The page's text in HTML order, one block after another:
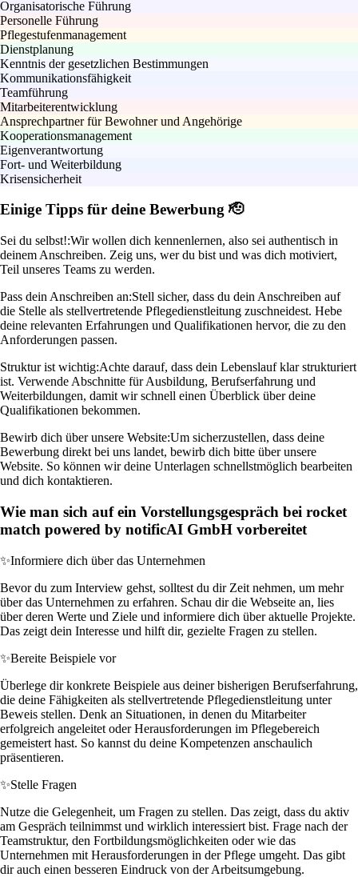
Organisatorische Führung
Personelle Führung
Pflegestufenmanagement
Dienstplanung
Kenntnis der gesetzlichen Bestimmungen
Kommunikationsfähigkeit
Teamführung
Mitarbeiterentwicklung
Ansprechpartner für Bewohner und Angehörige
Kooperationsmanagement
Eigenverantwortung
Fort- und Weiterbildung
Krisensicherheit
Einige Tipps für deine Bewerbung 🫡
Sei du selbst!:Wir wollen dich kennenlernen, also sei authentisch in
deinem Anschreiben. Zeig uns, wer du bist und was dich motiviert,
Teil unseres Teams zu werden.
Pass dein Anschreiben an:Stell sicher, dass du dein Anschreiben auf
die Stelle als stellvertretende Pflegedienstleitung zuschneidest. Hebe
deine relevanten Erfahrungen und Qualifikationen hervor, die zu den
Anforderungen passen.
Struktur ist wichtig:Achte darauf, dass dein Lebenslauf klar strukturiert
ist. Verwende Abschnitte für Ausbildung, Berufserfahrung und
Weiterbildungen, damit wir schnell einen Überblick über deine
Qualifikationen bekommen.
Bewirb dich über unsere Website:Um sicherzustellen, dass deine
Bewerbung direkt bei uns landet, bewirb dich bitte über unsere
Website. So können wir deine Unterlagen schnellstmöglich bearbeiten
und dich kontaktieren.
Wie man sich auf ein Vorstellungsgespräch bei rocket
match powered by notificAI GmbH vorbereitet
✨Informiere dich über das Unternehmen
Bevor du zum Interview gehst, solltest du dir Zeit nehmen, um mehr
über das Unternehmen zu erfahren. Schau dir die Webseite an, lies
über deren Werte und Ziele und informiere dich über aktuelle Projekte.
Das zeigt dein Interesse und hilft dir, gezielte Fragen zu stellen.
✨Bereite Beispiele vor
Überlege dir konkrete Beispiele aus deiner bisherigen Berufserfahrung,
die deine Fähigkeiten als stellvertretende Pflegedienstleitung unter
Beweis stellen. Denk an Situationen, in denen du Mitarbeiter
erfolgreich angeleitet oder Herausforderungen im Pflegebereich
gemeistert hast. So kannst du deine Kompetenzen anschaulich
präsentieren.
✨Stelle Fragen
Nutze die Gelegenheit, um Fragen zu stellen. Das zeigt, dass du aktiv
am Gespräch teilnimmst und wirklich interessiert bist. Frage nach der
Teamstruktur, den Fortbildungsmöglichkeiten oder wie das
Unternehmen mit Herausforderungen in der Pflege umgeht. Das gibt
dir auch einen besseren Eindruck von der Arbeitsumgebung.